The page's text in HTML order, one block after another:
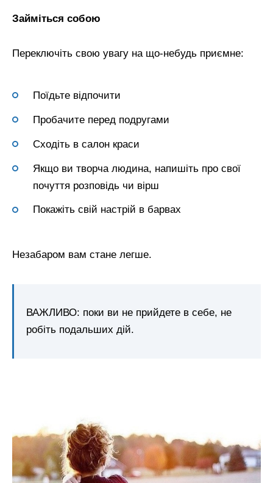
Займіться собою
Переключіть свою увагу на що-небудь приємне:
Поїдьте відпочити
Пробачите перед подругами
Сходіть в салон краси
Якщо ви творча людина, напишіть про свої
почуття розповідь чи вірш
Покажіть свій настрій в барвах
Незабаром вам стане легше.
ВАЖЛИВО: поки ви не прийдете в себе, не
робіть подальших дій.